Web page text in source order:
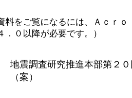
をご覧になるには、Ａｃｒｏ
．０以降が必要です。）
地震調査研究推進本部第２
（案）